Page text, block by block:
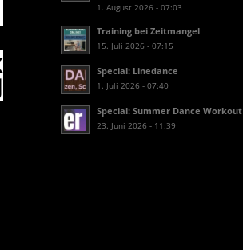
1. August 2026 - 07:03
Training bei Zeitmangel
15. Juli 2026 - 07:15
Special: Linedance
1. Juli 2026 - 07:40
Special: Summer Dance Workout
23. Juni 2026 - 11:39